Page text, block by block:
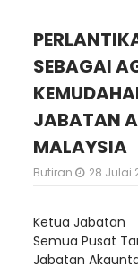
SEBAGAI
JABATAN
MALAYSIA
Butiran 28 Julai
Ketua Jabatan
Semua Pusat
Jabatan